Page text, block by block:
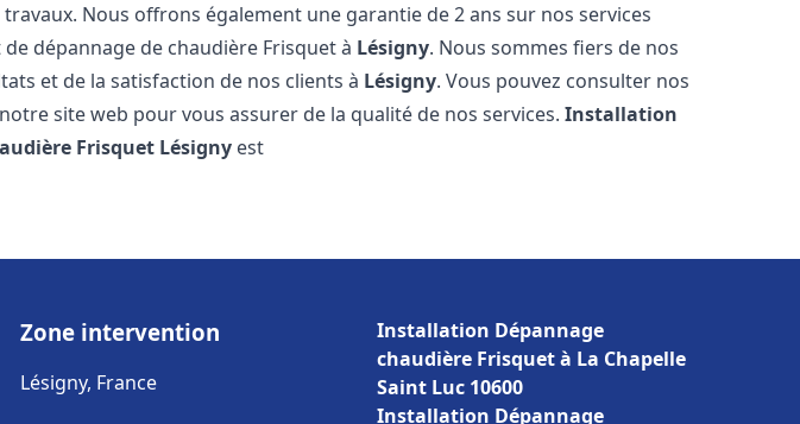
Nous offrons également une garantie de 2 ans sur nos services
dépannage de chaudière Frisquet à Lésigny. Nous sommes fiers de nos
et de la satisfaction de nos clients à Lésigny. Vous pouvez consulter nos
site web pour vous assurer de la qualité de nos services.Installation
Frisquet Lésigny est
Zone intervention
Lésigny, France
Installation Dépannage
chaudière Frisquet à La Chapelle
Saint Luc 10600
Installation Dépannage